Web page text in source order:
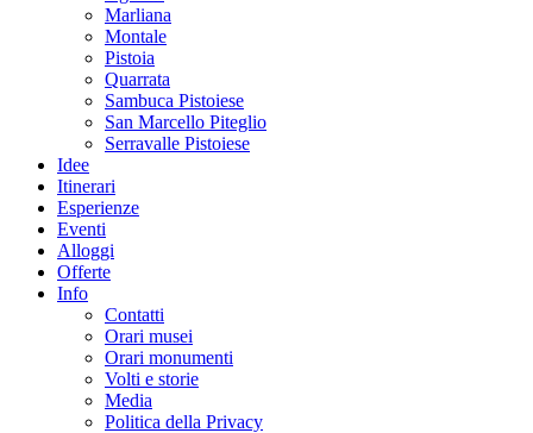
Marliana
Montale
Pistoia
Quarrata
Sambuca Pistoiese
San Marcello Piteglio
Serravalle Pistoiese
Idee
Itinerari
Esperienze
Eventi
Alloggi
Offerte
Info
Contatti
Orari musei
Orari monumenti
Volti e storie
Media
Politica della Privacy